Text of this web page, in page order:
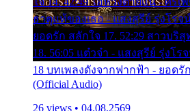
ธาตุแท้ของเธอ - แสงสุรีย์ รุ่งโรจ
ยอดรัก สลักใจ 17. 52:29 สาวบริ
18. 56:05 แต๋วจ๋า - แสงสุรีย์ รุ่งโร
18 บทเพลงดังจากฟากฟ้า - ยอดรั
(Official Audio)
26 views • 04.08.2569